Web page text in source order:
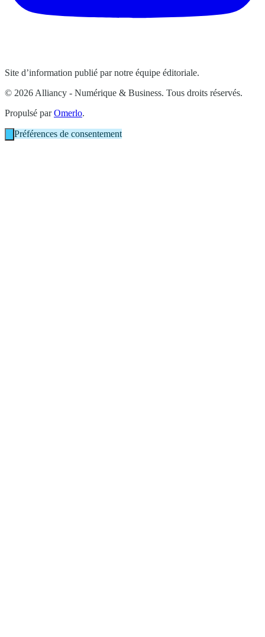
Site d’information publié par notre équipe éditoriale.
© 2026 Alliancy - Numérique & Business. Tous droits réservés.
Propulsé parOmerlo.
Préférences de consentement